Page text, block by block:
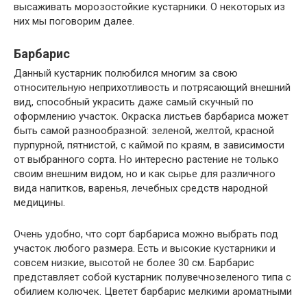
высаживать морозостойкие кустарники. О некоторых из
них мы поговорим далее.
Барбарис
Данный кустарник полюбился многим за свою
относительную неприхотливость и потрясающий внешний
вид, способный украсить даже самый скучный по
оформлению участок. Окраска листьев барбариса может
быть самой разнообразной: зеленой, желтой, красной
пурпурной, пятнистой, с каймой по краям, в зависимости
от выбранного сорта. Но интересно растение не только
своим внешним видом, но и как сырье для различного
вида напитков, варенья, лечебных средств народной
медицины.
Очень удобно, что сорт барбариса можно выбрать под
участок любого размера. Есть и высокие кустарники и
совсем низкие, высотой не более 30 см. Барбарис
представляет собой кустарник полувечнозеленого типа с
обилием колючек. Цветет барбарис мелкими ароматными